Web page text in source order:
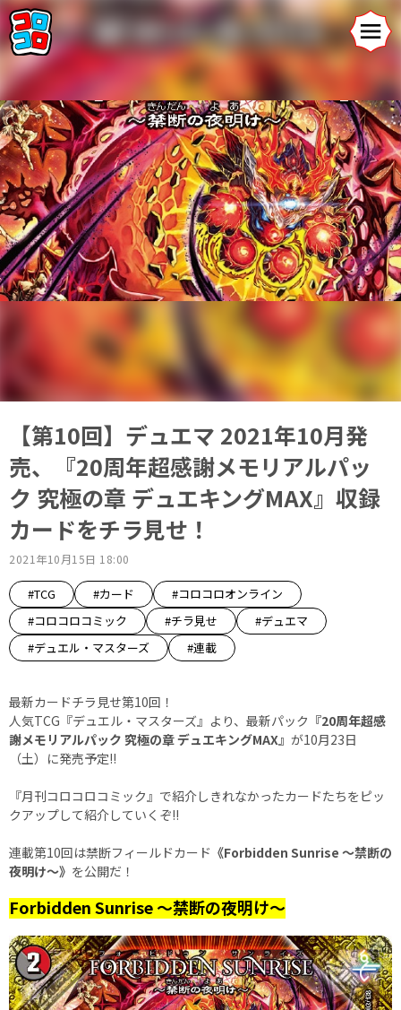
【第10回】デュエマ 2021年10月発
売、『20周年超感謝メモリアルパッ
ク 究極の章 デュエキングMAX』収録
カードをチラ見せ！
2021年10月15日 18:00
#TCG #カード
#コロコロオンライン
#コロコロコミック
#チラ見せ
#デュエマ
#デュエル・マスターズ
#連載
最新カードチラ見せ第10回！
人気TCG『デュエル・マスターズ』より、最新パック 『20周年超感
謝メモリアルパック 究極の章 デュエキングMAX』 が10月23日
（土）に発売予定!!
『月刊コロコロコミック』で紹介しきれなかったカードたちをピッ
クアップして紹介していくぞ!!
連載第10回は禁断フィールドカード 《Forbidden Sunrise ～禁断の
夜明け～》 を公開だ！
Forbidden Sunrise ～禁断の夜明け～